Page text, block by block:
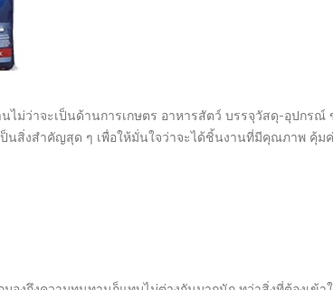
ม่ว่าจะเป็นด้านการเกษตร อาหารสัตว์ บรรจุวัสดุ-อุปกรณ์
นสิ่งสำคัญสุด ๆ เพื่อให้มั่นใจว่าจะได้ชิ้นงานที่มีคุณภาพ คุ้ม